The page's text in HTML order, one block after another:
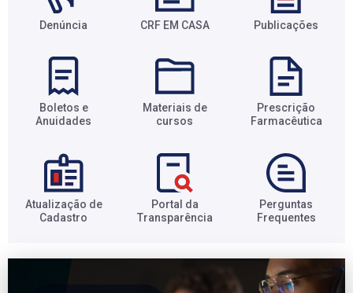
Denúncia CRF EM CASA Publicações
Boletos e
Anuidades​
Materiais de
cursos​
Prescrição
Farmacêutica​
Atualização de
Cadastro​
Portal da
Transparência​
Perguntas
Frequentes​